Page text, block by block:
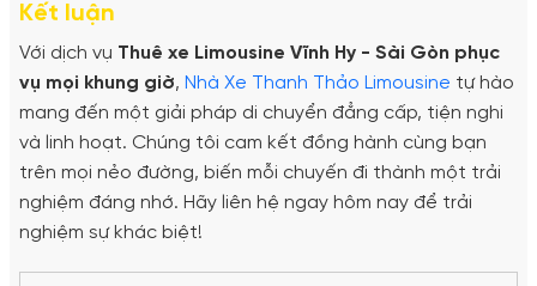
Kết luận
Với dịch vụ Thuê xe Limousine Vĩnh Hy - Sài Gòn phục
vụ mọi khung giờ, Nhà Xe Thanh Thảo Limousine tự hào
mang đến một giải pháp di chuyển đẳng cấp, tiện nghi
và linh hoạt. Chúng tôi cam kết đồng hành cùng bạn
trên mọi nẻo đường, biến mỗi chuyến đi thành một trải
nghiệm đáng nhớ. Hãy liên hệ ngay hôm nay để trải
nghiệm sự khác biệt!